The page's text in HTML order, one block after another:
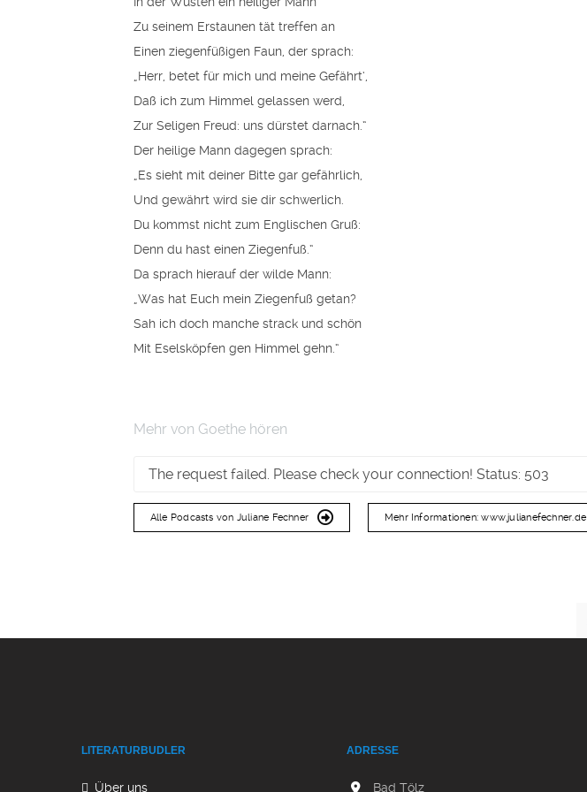
Zu seinem Erstaunen tät treffen an
Einen ziegenfüßigen Faun, der sprach:
„Herr, betet für mich und meine Gefährt‘,
Daß ich zum Himmel gelassen werd,
Zur Seligen Freud: uns dürstet darnach.“
Der heilige Mann dagegen sprach:
„Es sieht mit deiner Bitte gar gefährlich,
Und gewährt wird sie dir schwerlich.
Du kommst nicht zum Englischen Gruß:
Denn du hast einen Ziegenfuß.“
Da sprach hierauf der wilde Mann:
„Was hat Euch mein Ziegenfuß getan?
Sah ich doch manche strack und schön
Mit Eselsköpfen gen Himmel gehn.“
Mehr von Goethe hören
The request failed. Please check your connection! Status: 503
Alle Podcasts von Juliane Fechner Mehr Informationen: www.julianefechner.de
LITERATURBUDLER
Über uns
ADRESSE
Bad Tölz